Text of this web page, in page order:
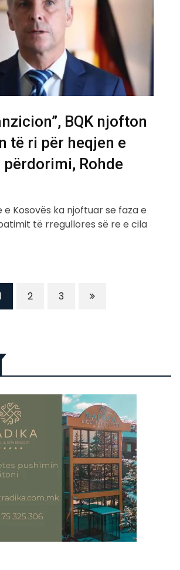
BQK njofton
të ri për heqjen e
Rohde
e Kosovës ka njoftuar se faza e
të rregullores së re e cila
2 3